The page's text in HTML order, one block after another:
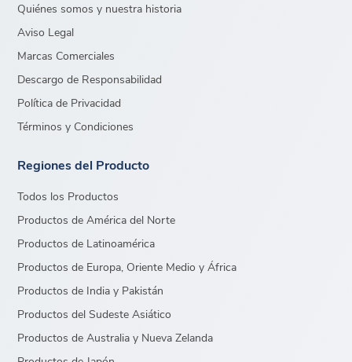
Quiénes somos y nuestra historia
Aviso Legal
Marcas Comerciales
Descargo de Responsabilidad
Política de Privacidad
Términos y Condiciones
Regiones del Producto
Todos los Productos
Productos de América del Norte
Productos de Latinoamérica
Productos de Europa, Oriente Medio y África
Productos de India y Pakistán
Productos del Sudeste Asiático
Productos de Australia y Nueva Zelanda